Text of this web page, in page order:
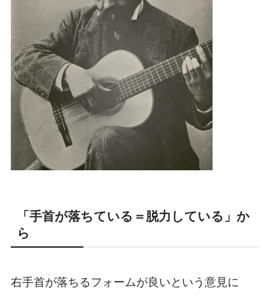
「手首が落ちている＝脱力している」か
ら
右手首が落ちるフォームが良いという意見に